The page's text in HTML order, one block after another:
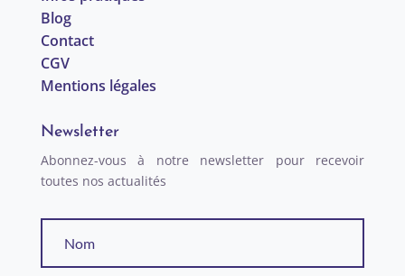
Blog
Contact
CGV
Mentions légales
Newsletter
Abonnez-vous à notre newsletter pour recevoir
toutes nos actualités